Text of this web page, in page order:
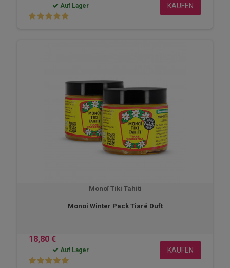
Auf Lager KAUFEN
Monoï Tiki Tahiti
Monoi Winter Pack Tiaré Duft
18,80 €
Auf Lager KAUFEN